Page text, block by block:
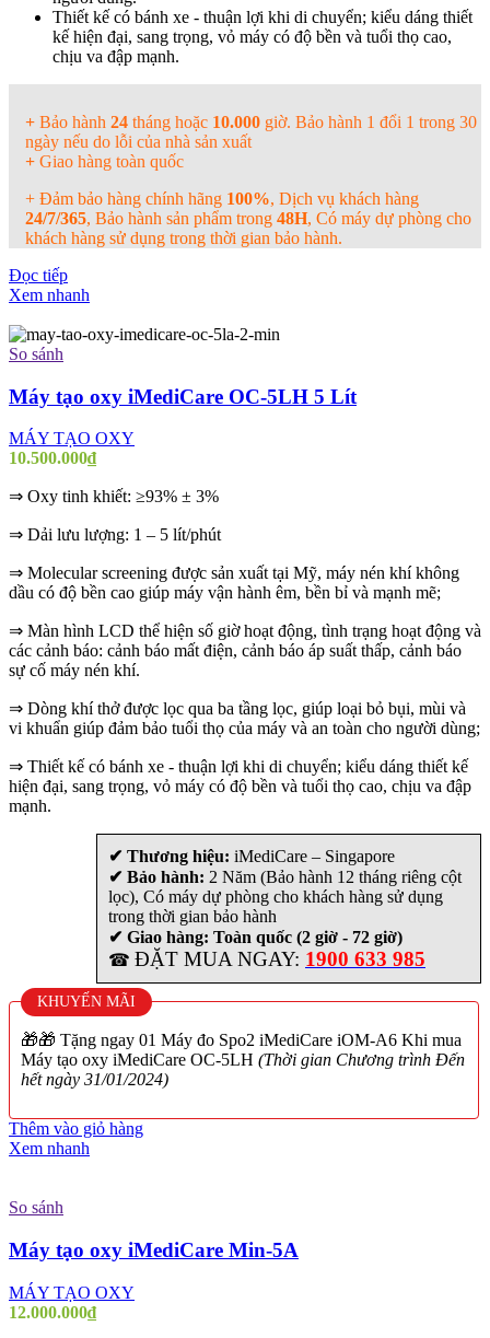
Thiết kế có bánh xe - thuận lợi khi di chuyển; kiểu dáng thiết
kế hiện đại, sang trọng, vỏ máy có độ bền và tuổi thọ cao,
chịu va đập mạnh.
+ Bảo hành 24 tháng hoặc 10.000 giờ. Bảo hành 1 đổi 1 trong 30
ngày nếu do lỗi của nhà sản xuất
+ Giao hàng toàn quốc
+ Đảm bảo hàng chính hãng 100%, Dịch vụ khách hàng
24/7/365, Bảo hành sản phẩm trong 48H, Có máy dự phòng cho
khách hàng sử dụng trong thời gian bảo hành.
Đọc tiếp
Xem nhanh
So sánh
Máy tạo oxy iMediCare OC-5LH 5 Lít
MÁY TẠO OXY
10.500.000₫
⇒ Oxy tinh khiết: ≥93% ± 3%
⇒ Dải lưu lượng: 1 – 5 lít/phút
⇒ Molecular screening được sản xuất tại Mỹ, máy nén khí không
dầu có độ bền cao giúp máy vận hành êm, bền bỉ và mạnh mẽ;
⇒ Màn hình LCD thể hiện số giờ hoạt động, tình trạng hoạt động và
các cảnh báo: cảnh báo mất điện, cảnh báo áp suất thấp, cảnh báo
sự cố máy nén khí.
⇒ Dòng khí thở được lọc qua ba tầng lọc, giúp loại bỏ bụi, mùi và
vi khuẩn giúp đảm bảo tuổi thọ của máy và an toàn cho người dùng;
⇒ Thiết kế có bánh xe - thuận lợi khi di chuyển; kiểu dáng thiết kế
hiện đại, sang trọng, vỏ máy có độ bền và tuổi thọ cao, chịu va đập
mạnh.
✔ Thương hiệu: iMediCare – Singapore
✔ Bảo hành: 2 Năm (Bảo hành 12 tháng riêng cột
lọc), Có máy dự phòng cho khách hàng sử dụng
trong thời gian bảo hành
✔ Giao hàng: Toàn quốc (2 giờ - 72 giờ)
☎ ĐẶT MUA NGAY: 1900 633 985
KHUYẾN MÃI
🎁🎁 Tặng ngay 01 Máy đo Spo2 iMediCare iOM-A6 Khi mua
Máy tạo oxy iMediCare OC-5LH (Thời gian Chương trình Đến
hết ngày 31/01/2024)
Thêm vào giỏ hàng
Xem nhanh
So sánh
Máy tạo oxy iMediCare Min-5A
MÁY TẠO OXY
12.000.000₫